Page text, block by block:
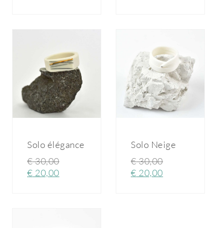
Solo élégance
€30,00
€ 20,00
Solo Neige
€30,00
€ 20,00